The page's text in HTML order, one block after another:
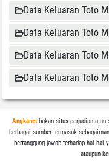
Data Keluaran Toto
Data Keluaran Toto
Data Keluaran Toto
Data Keluaran Toto
Angkanetbukan situs perjudian atau
berbagai sumber termasuk
bertanggung jawab terhadap hal-
ataupun